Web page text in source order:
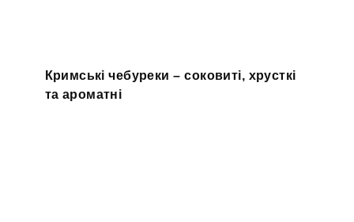
Кримські чебуреки – соковиті, хрусткі
та ароматні